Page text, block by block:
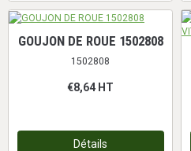
GOUJON DE ROUE 1502808
1502808
€8,64 HT
Détails